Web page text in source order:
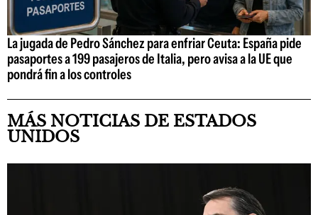
La jugada de Pedro Sánchez para enfriar Ceuta: España pide
pasaportes a 199 pasajeros de Italia, pero avisa a la UE que
pondrá fin a los controles
MÁS NOTICIAS DE ESTADOS
UNIDOS